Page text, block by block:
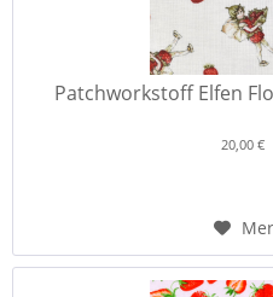
Patchworkstoff Elfen
20,00